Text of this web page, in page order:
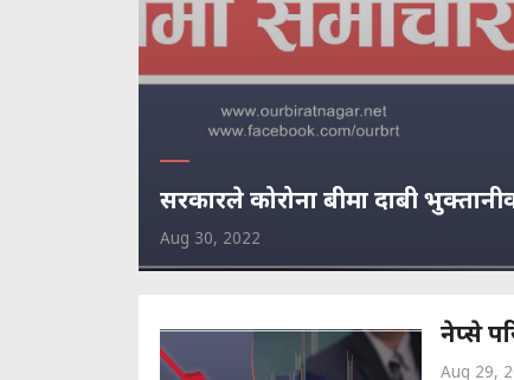
सरकारले कोरोना बीमा दाबी
Aug 30, 2022
नेप्से
Aug 29,